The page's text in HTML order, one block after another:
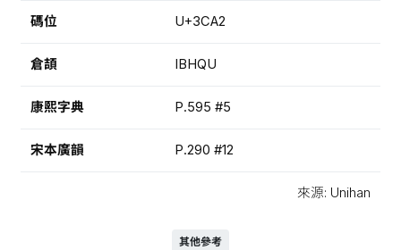
碼位 U+3CA2
倉頡 IBHQU
康熙字典 P.595 #5
宋本廣韻 P.290 #12
來源: Unihan
其他參考